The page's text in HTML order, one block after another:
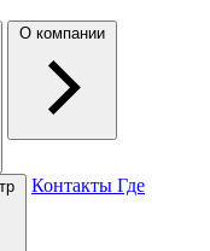
О компании
Контакты Где